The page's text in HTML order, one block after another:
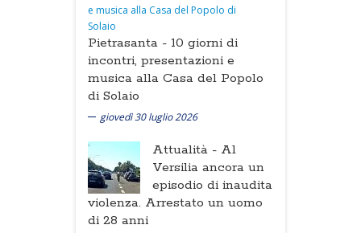
Pietrasanta - 10 giorni di
incontri, presentazioni e
musica alla Casa del Popolo
di Solaio
giovedì 30 luglio 2026
Attualità - Al
Versilia ancora un
episodio di inaudita
violenza. Arrestato un uomo
di 28 anni